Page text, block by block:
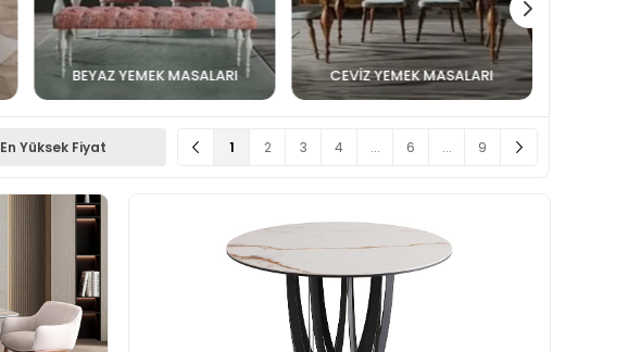
BEYAZ YEMEK MASALARI CEVIZ YEMEK MASALARI
En Yüksek Fiyat 1 2 3 4 ... 6 ... 9